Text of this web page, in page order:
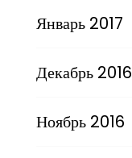
Январь 2017
Декабрь 2016
Ноябрь 2016